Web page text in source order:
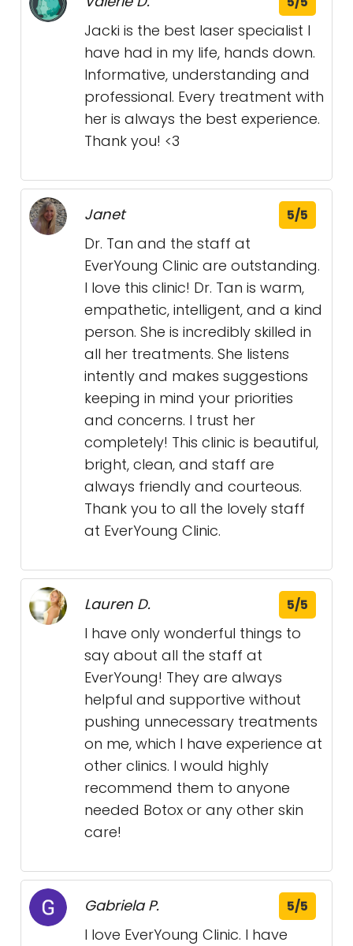
Jacki is the best laser specialist I
have had in my life, hands down.
Informative, understanding and
professional. Every treatment with
her is always the best experience.
Thank you! <3
Janet 5/5
Dr. Tan and the staff at
EverYoung Clinic are outstanding.
I love this clinic! Dr. Tan is warm,
empathetic, intelligent, and a kind
person. She is incredibly skilled in
all her treatments. She listens
intently and makes suggestions
keeping in mind your priorities
and concerns. I trust her
completely! This clinic is beautiful,
bright, clean, and staff are
always friendly and courteous.
Thank you to all the lovely staff
at EverYoung Clinic.
Lauren D. 5/5
I have only wonderful things to
say about all the staff at
EverYoung! They are always
helpful and supportive without
pushing unnecessary treatments
on me, which I have experience at
other clinics. I would highly
recommend them to anyone
needed Botox or any other skin
care!
Gabriela P. 5/5
I love EverYoung Clinic. I have